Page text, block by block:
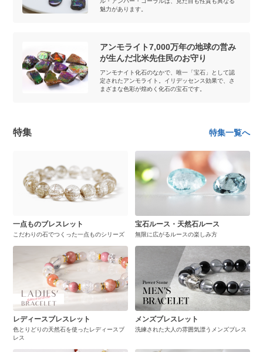
魅力があります。
アンモライト7,000万年の地球の営み
が生んだ北米先住民のお守り
アンモナイト化石のなかで、唯一「宝石」として認
定されたアンモライト。イリデッセンス効果で、さ
まざまな色彩が煌めく化石の宝石です。
特集 特集一覧へ
一点ものブレスレット
こだわりの石でつくった一点ものシリーズ
宝石ルース・天然石ルース
無限に広がるルースの楽しみ方
レディースブレスレット
色とりどりの天然石を使ったレディースブ
レス
メンズブレスレット
洗練された大人の雰囲気漂うメンズブレス